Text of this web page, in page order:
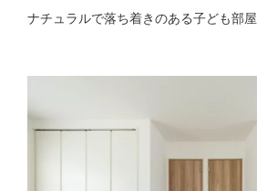
ナチュラルで落ち着きのある子ども部屋